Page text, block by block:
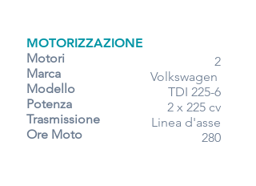
MOTORIZZAZIONE
Motori
Marca
Modello
Potenza
Trasmissione
Ore Moto
2
Volkswagen
TDI 225-6
2 x 225 cv
Linea d'asse
280